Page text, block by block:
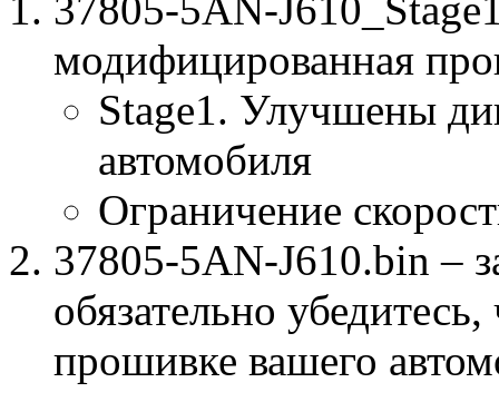
модифицированная
Stage1. Улучшены
автомобиля
Ограничение
37805-5AN-J610.bin –
обязательно
прошивке вашего